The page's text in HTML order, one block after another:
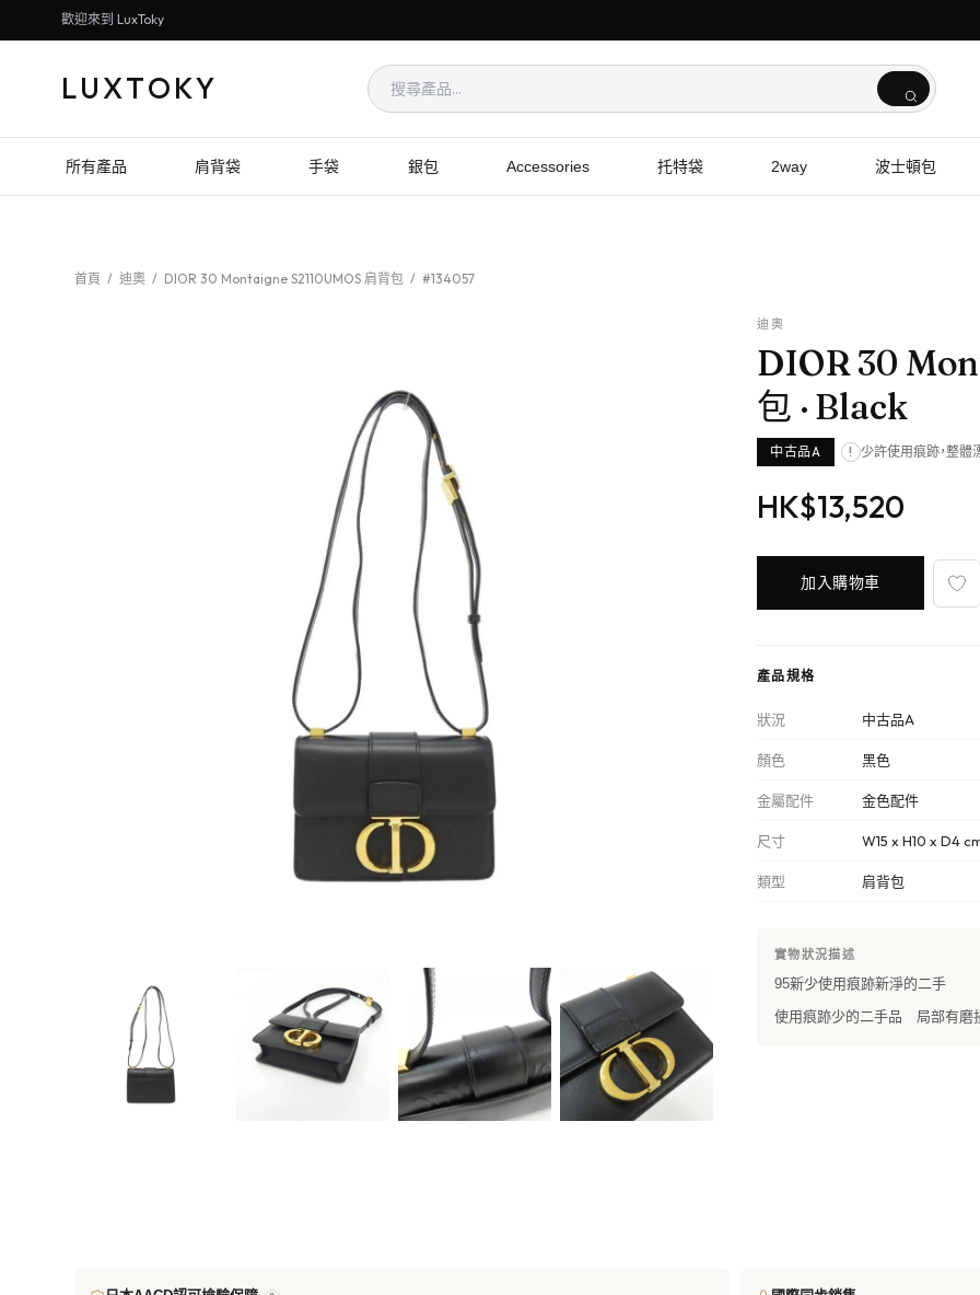
歡迎來到 LuxToky
LUXTOKY
所有產品 肩背袋 手袋 銀包 Accessories 托特袋 2way 波士頓包
首頁 / 迪奧 / DIOR 30 Montaigne S2110UMOS 肩背包 / #134057
迪奧
DIOR 30
包 · Black
中古品A ! 少許使用痕跡，整體
HK$13,520
加入購物車
產品規格
狀況 中古品A
顏色 黑色
金屬配件 金色配件
尺寸 W15 x H10 x D4
類型 肩背包
實物狀況描述
95新少使用痕跡新淨的二手
使用痕跡少的二手品 局部有磨損